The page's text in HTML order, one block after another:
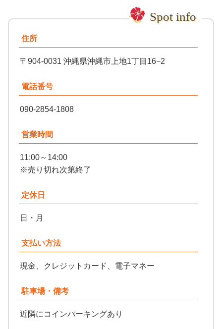
住所
〒904-0031 沖縄県沖縄市上地1丁目16−2
電話番号
090-2854-1808
営業時間
11:00～14:00
※売り切れ次第終了
定休日
日・月
支払い方法
現金、クレジットカード、電子マネー
駐車場・備考
近隣にコインパーキングあり